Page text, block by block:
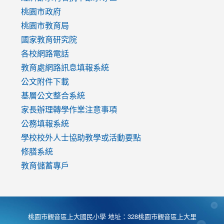
https://www.youtube.com/watch?
v=mfpNykQ0g4M
桃園市政府
桃園市教育局
國家教育研究院
各校網路電話
教育處網路訊息填報系統
公文附件下載
基層公文整合系統
家長辦理轉學作業注意事項
公務填報系統
學校校外人士協助教學或活動要點
修膳系統
教育儲蓄專戶
桃園市觀音區上大國民小學 地址：328桃園市觀音區上大里